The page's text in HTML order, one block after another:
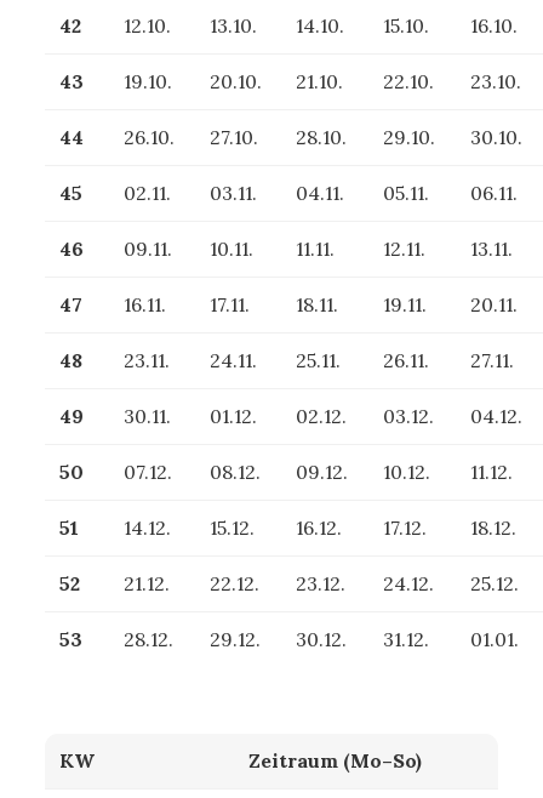
42 12.10. 13.10. 14.10. 15.10. 16.10.
43 19.10. 20.10. 21.10. 22.10. 23.10.
44 26.10. 27.10. 28.10. 29.10. 30.10.
45 02.11. 03.11. 04.11. 05.11. 06.11.
46 09.11. 10.11. 11.11. 12.11. 13.11.
47 16.11. 17.11. 18.11. 19.11. 20.11.
48 23.11. 24.11. 25.11. 26.11. 27.11.
49 30.11. 01.12. 02.12. 03.12. 04.12.
50 07.12. 08.12. 09.12. 10.12. 11.12.
51 14.12. 15.12. 16.12. 17.12. 18.12.
52 21.12. 22.12. 23.12. 24.12. 25.12.
53 28.12. 29.12. 30.12. 31.12. 01.01.
KW Zeitraum (Mo–So)